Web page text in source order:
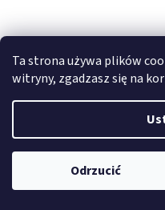
Ta strona używa plików
witryny, zgadzasz się na
Odrzucić